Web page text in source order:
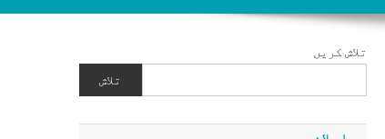
تلاش کریں
تلاش